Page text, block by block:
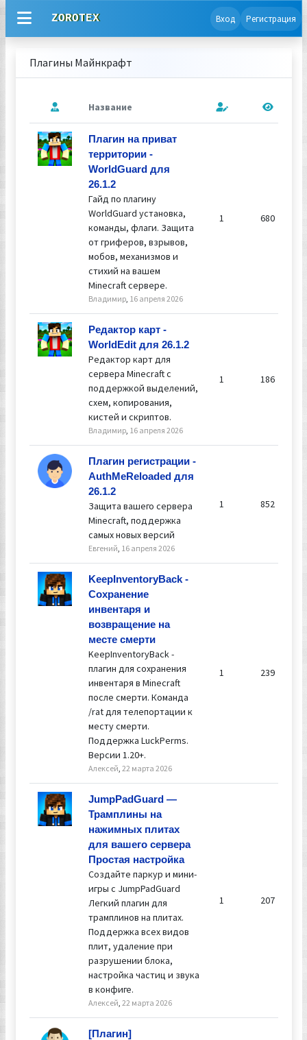
ZOROTEX Вход Регистрация
Плагины Майнкрафт
Название
Плагин на приват
территории -
WorldGuard для
26.1.2
Гайд по плагину
WorldGuard установка,
команды, флаги. Защита
от гриферов, взрывов,
мобов, механизмов и
стихий на вашем
Minecraft сервере.
Владимир, 16 апреля 2026
1 680
Редактор карт -
WorldEdit для 26.1.2
Редактор карт для
сервера Minecraft с
поддержкой выделений,
схем, копирования,
кистей и скриптов.
Владимир, 16 апреля 2026
1 186
Плагин регистрации -
AuthMeReloaded для
26.1.2
Защита вашего сервера
Minecraft, поддержка
самых новых версий
Евгений, 16 апреля 2026
1 852
KeepInventoryBack -
Сохранение
инвентаря и
возвращение на
месте смерти
KeepInventoryBack -
плагин для сохранения
инвентаря в Minecraft
после смерти. Команда
/rat для телепортации к
месту смерти.
Поддержка LuckPerms.
Версии 1.20+.
Алексей, 22 марта 2026
1 239
JumpPadGuard —
Трамплины на
нажимных плитах
для вашего сервера
Простая настройка
Создайте паркур и мини-
игры с JumpPadGuard
Легкий плагин для
трамплинов на плитах.
Поддержка всех видов
плит, удаление при
разрушении блока,
настройка частиц и звука
в конфиге.
Алексей, 22 марта 2026
1 207
[Плагин]